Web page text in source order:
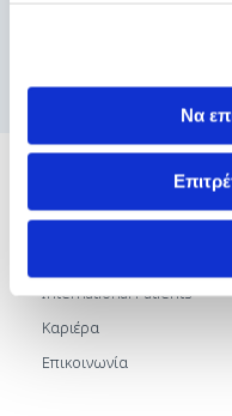
Να
Γενικές
Σχετικά με Εμάς
International Patients
Καριέρα
Επικοινωνία